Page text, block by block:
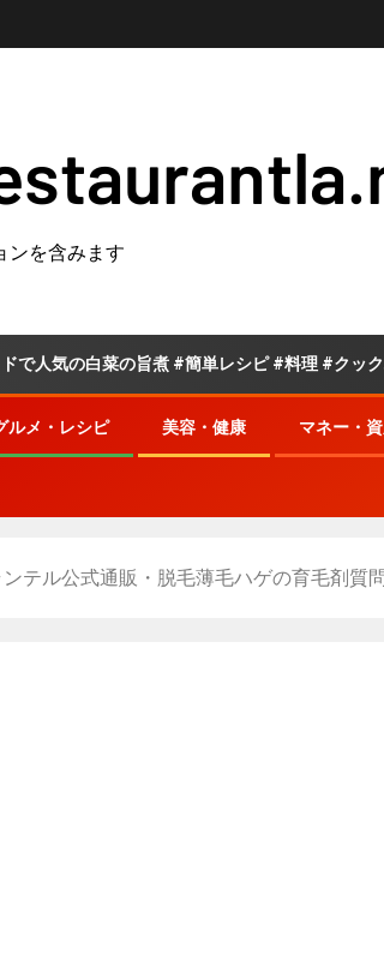
ンを含みます
白菜の旨煮 #簡単レシピ #料理 #クックパッド
ルメ・レシピ 美容・健康 マネー・
ンテル公式通販・脱毛薄毛ハゲの育毛剤質